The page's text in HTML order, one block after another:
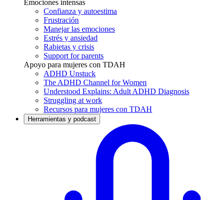
Emociones intensas
Confianza y autoestima
Frustración
Manejar las emociones
Estrés y ansiedad
Rabietas y crisis
Support for parents
Apoyo para mujeres con TDAH
ADHD Unstuck
The ADHD Channel for Women
Understood Explains: Adult ADHD Diagnosis
Struggling at work
Recursos para mujeres con TDAH
Herramientas y podcast